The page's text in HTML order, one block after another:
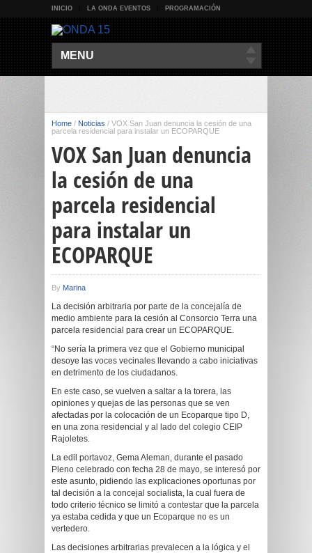
INICIO LA ONDA EVENTOS PROGRAMACIÓN
MENU
Home / Noticias / VOX San Juan denuncia la cesión de una
parcela residencial para instalar un ECOPARQUE
VOX San Juan denuncia
la cesión de una
parcela residencial
para instalar un
ECOPARQUE
By Marina
La decisión arbitraria por parte de la concejalía de
medio ambiente para la cesión al Consorcio Terra una
parcela residencial para crear un ECOPARQUE.
“No sería la primera vez que el Gobierno municipal
desoye las voces vecinales llevando a cabo iniciativas
en detrimento de los ciudadanos.
En este caso, se vuelven a saltar a la torera, las
opiniones y quejas de las personas que se ven
afectadas por la colocación de un Ecoparque tipo D,
en una zona residencial y al lado del colegio CEIP
Rajoletes.
La edil portavoz, Gema Aleman, durante el pasado
Pleno celebrado con fecha 28 de mayo, se interesó por
este asunto, pidiendo las explicaciones oportunas por
tal decisión a la concejal socialista, la cual fuera de
todo criterio técnico se limitó a contestar que la parcela
ya estaba cedida y que un Ecoparque no es un
vertedero.
Las decisiones arbitrarias prevalecen a la lógica y el